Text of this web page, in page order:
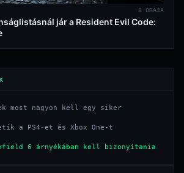
8 ÓRÁJA
jár a Resident Evil Code:
most nagyon kell egy siker
a PS4-et és Xbox One-t
6 árnyékában kell bizonyítania